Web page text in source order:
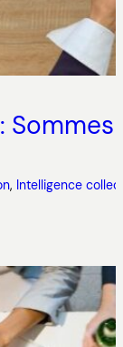
, Intelligence